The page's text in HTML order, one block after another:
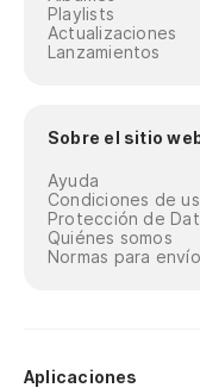
Playlists
Actualizaciones
Lanzamientos
Sobre el sitio
Ayuda
Condiciones de
Protección de
Quiénes somos
Normas para envío
Aplicaciones